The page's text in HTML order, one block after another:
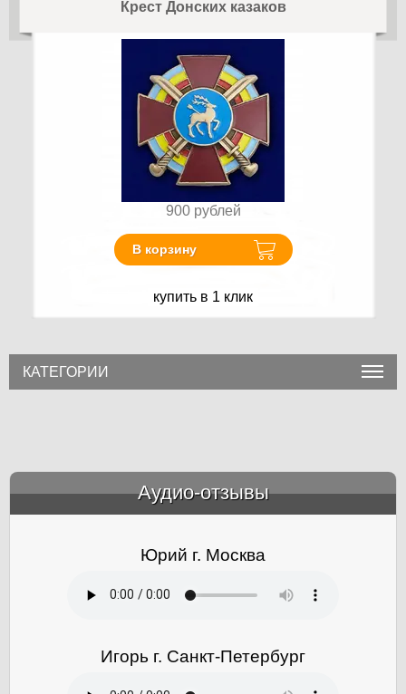
Крест Донских казаков
900 рублей
В корзину
купить в 1 клик
КАТЕГОРИИ
Аудио-отзывы
Юрий г. Москва
Игорь г. Санкт-Петербург